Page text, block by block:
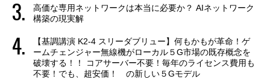
高価な専用ネットワークは本当に必要か？ AIネットワーク
構築の現実解
【基調講演 K2-4 スリーダブリュー】何もかもが革命！ゲ
ームチェンジャー無線機がローカル５G市場の既存概念を
破壊する！！ コアサーバー不要！毎年のライセンス費用も
不要！でも、超安価！ の新しい５Gモデル